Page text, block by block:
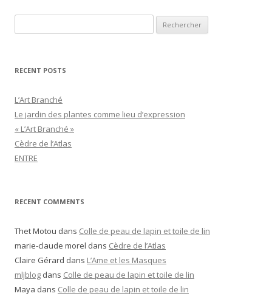
RECENT POSTS
L’Art Branché
Le jardin des plantes comme lieu d’expression
« L’Art Branché »
Cèdre de l’Atlas
ENTRE
RECENT COMMENTS
Thet Motou dans Colle de peau de lapin et toile de lin
marie-claude morel dans Cèdre de l’Atlas
Claire Gérard dans L’Ame et les Masques
mljblog dans Colle de peau de lapin et toile de lin
Maya dans Colle de peau de lapin et toile de lin